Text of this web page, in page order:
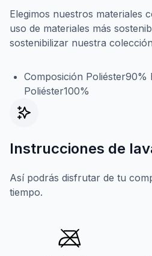
Elegimos nuestros materiales
uso de materiales más
sostenibilizar nuestra
Composición Poliéster90%
Poliéster100%
Instrucciones de
Así podrás disfrutar de tu
tiempo.